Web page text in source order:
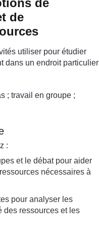
de
de
utiliser pour étudier
dans un endroit particulier
; travail en groupe ;
:
et le débat pour aider
nécessaires à
pour analyser les
des ressources et les